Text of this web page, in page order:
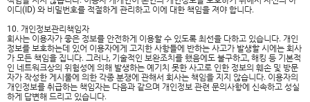
이디(ID) 와 비밀번호를 적절하게 관리하고 이에 대한 책임을 져야 합니다.
10. 개인정보관리책임자
회사는 이용자가 좋은 정보를 안전하게 이용할 수 있도록 최선을 다하고 있습니다. 개인
정보를 보호하는데 있어 이용자에게 고지한 사항들에 반하는 사고가 발생할 시에는 회사
가 모든 책임을 집니다. 그러나, 기술적인 보완조치를 했음에도 불구하고, 해킹 등 기본적
인 네트워크상의 위험성에 의해 발생하는 예기치 못한 사고로 인한 정보의 훼손 및 방문
자가 작성한 게시물에 의한 각종 분쟁에 관해서 회사는 책임을 지지 않습니다. 이용자의
개인정보를 취급하는 책임자는 다음과 같으며 개인정보 관련 문의사항에 신속하고 성실
하게 답변해 드리고 있습니다.